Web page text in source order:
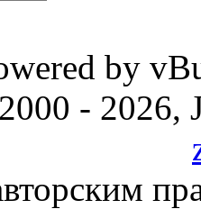
by
- 2026,